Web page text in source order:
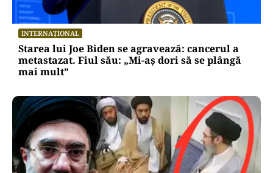
INTERNAȚIONAL
Starea lui Joe Biden se agravează: cancerul a
metastazat. Fiul său: „Mi-aș dori să se plângă
mai mult”